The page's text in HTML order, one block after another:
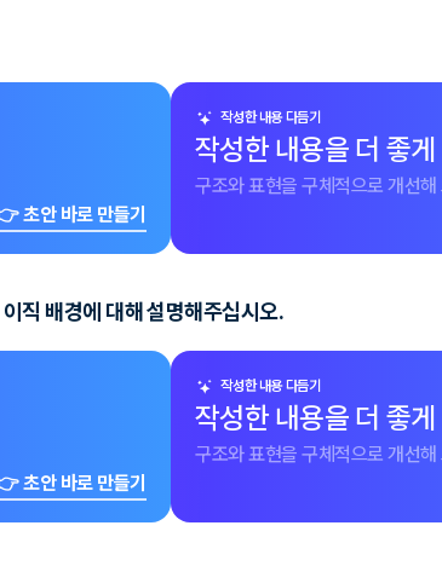
초안 바로 만들기
작성한 내용 다듬기
작성한 내용을 더 좋
구조와 표현을 구체적으로 개선해
직 배경에 대해 설명해주십시오.
초안 바로 만들기
작성한 내용 다듬기
작성한 내용을 더 좋
구조와 표현을 구체적으로 개선해